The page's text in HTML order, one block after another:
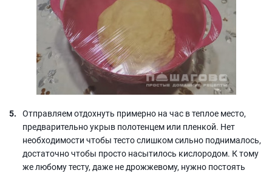
Отправляем отдохнуть примерно на час в теплое место,
предварительно укрыв полотенцем или пленкой. Нет
необходимости чтобы тесто слишком сильно поднималось,
достаточно чтобы просто насытилось кислородом. К тому
же любому тесту, даже не дрожжевому, нужно постоять